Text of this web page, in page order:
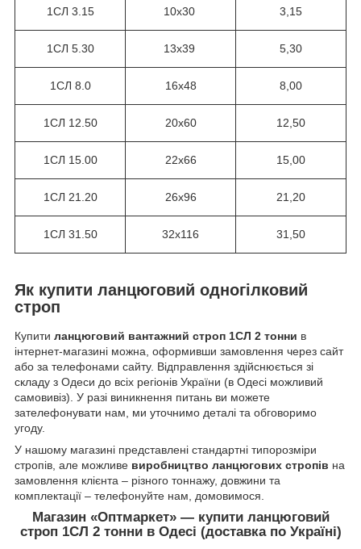
1СЛ 3.15 10х30 3,15
1СЛ 5.30 13х39 5,30
1СЛ 8.0 16х48 8,00
1СЛ 12.50 20х60 12,50
1СЛ 15.00 22х66 15,00
1СЛ 21.20 26х96 21,20
1СЛ 31.50 32х116 31,50
Як купити ланцюговий одногілковий
строп
Купити ланцюговий вантажний строп 1СЛ 2 тонни в
інтернет-магазині можна, оформивши замовлення через сайт
або за телефонами сайту. Відправлення здійснюється зі
складу з Одеси до всіх регіонів України (в Одесі можливий
самовивіз). У разі виникнення питань ви можете
зателефонувати нам, ми уточнимо деталі та обговоримо
угоду.
У нашому магазині представлені стандартні типорозміри
стропів, але можливе виробництво ланцюгових стропів на
замовлення клієнта – різного тоннажу, довжини та
комплектації – телефонуйте нам, домовимося.
Магазин «Оптмаркет» — купити ланцюговий
строп 1СЛ 2 тонни в Одесі (доставка по Україні)